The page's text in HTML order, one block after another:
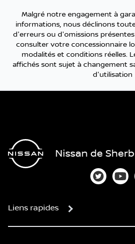
Malgré notre engagement à
informations, nous déclinons
d'erreurs ou d'omissions présentes
consulter votre concessionnaire
modalités et conditions réelles.
affichés sont sujet à changement
d'utilisation
Nissan de
Lien
Liens rapides